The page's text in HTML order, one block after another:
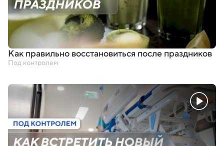
Как правильно восстановиться после праздников
Под контролем